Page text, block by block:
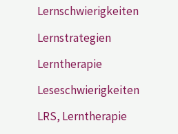
Lernschwierigkeiten
Lernstrategien
Lerntherapie
Leseschwierigkeiten
LRS, Lerntherapie